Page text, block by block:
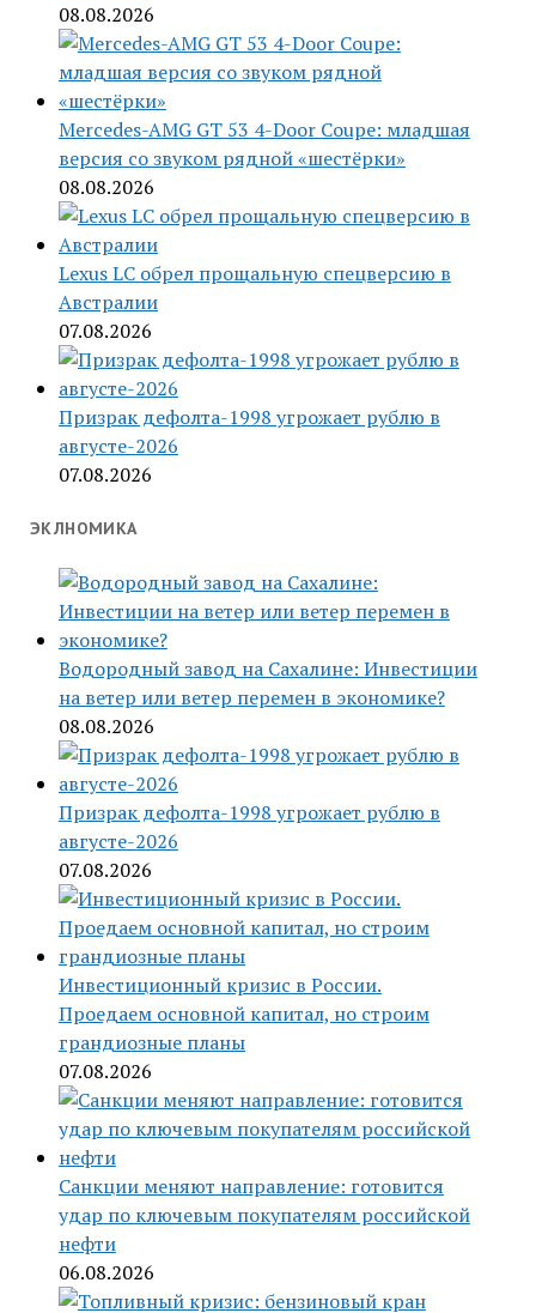
08.08.2026
Mercedes-AMG GT 53 4-Door Coupe: младшая
версия со звуком рядной «шестёрки»
08.08.2026
Lexus LC обрел прощальную спецверсию в
Австралии
07.08.2026
Призрак дефолта-1998 угрожает рублю в
августе-2026
07.08.2026
ЭКЛНОМИКА
Водородный завод на Сахалине: Инвестиции
на ветер или ветер перемен в экономике?
08.08.2026
Призрак дефолта-1998 угрожает рублю в
августе-2026
07.08.2026
Инвестиционный кризис в России.
Проедаем основной капитал, но строим
грандиозные планы
07.08.2026
Санкции меняют направление: готовится
удар по ключевым покупателям российской
нефти
06.08.2026